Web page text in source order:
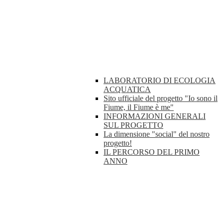
LABORATORIO DI ECOLOGIA
ACQUATICA
Sito ufficiale del progetto "Io sono il
Fiume, il Fiume è me"
INFORMAZIONI GENERALI
SUL PROGETTO
La dimensione "social" del nostro
progetto!
IL PERCORSO DEL PRIMO
ANNO